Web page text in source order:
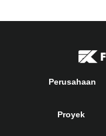
Perusahaan
Proyek